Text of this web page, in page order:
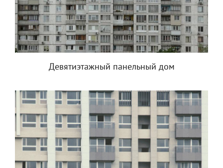
Девятиэтажный панельный дом